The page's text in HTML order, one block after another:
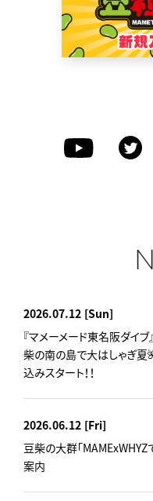
2026.07.12 [Sun]
『マメーメード東名阪ダイ
柴の南の島で大はしゃぎ
込みスタート！！
2026.06.12 [Fri]
豆柴の大群「MAMExWHYZ
案内